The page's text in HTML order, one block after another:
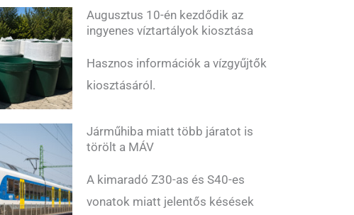
Augusztus 10-én kezdődik az
ingyenes víztartályok kiosztása
Hasznos információk a vízgyűjtők
kiosztásáról.
Járműhiba miatt több járatot is
törölt a MÁV
A kimaradó Z30-as és S40-es
vonatok miatt jelentős késések